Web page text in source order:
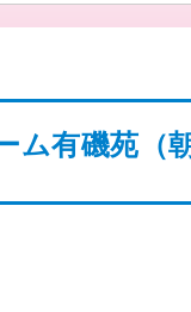
有磯苑（朝